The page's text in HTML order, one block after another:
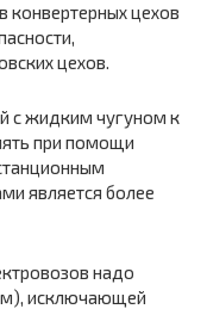
конвертерных цехов
цехов.
с жидким чугуном к
при помощи
является более
надо
м), исключающей